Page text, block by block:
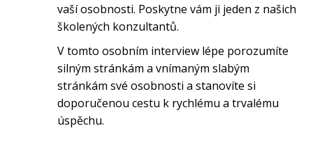
vaší osobnosti. Poskytne vám ji jeden z našich
školených konzultantů.
V tomto osobním interview lépe porozumíte
silným stránkám a vnímaným slabým
stránkám své osobnosti a stanovíte si
doporučenou cestu k rychlému a trvalému
úspěchu.